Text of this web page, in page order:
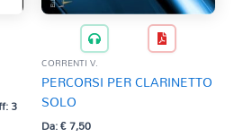
3
CORRENTI V.
PERCORSI PER CLARINETTO
SOLO
Da:€7,50